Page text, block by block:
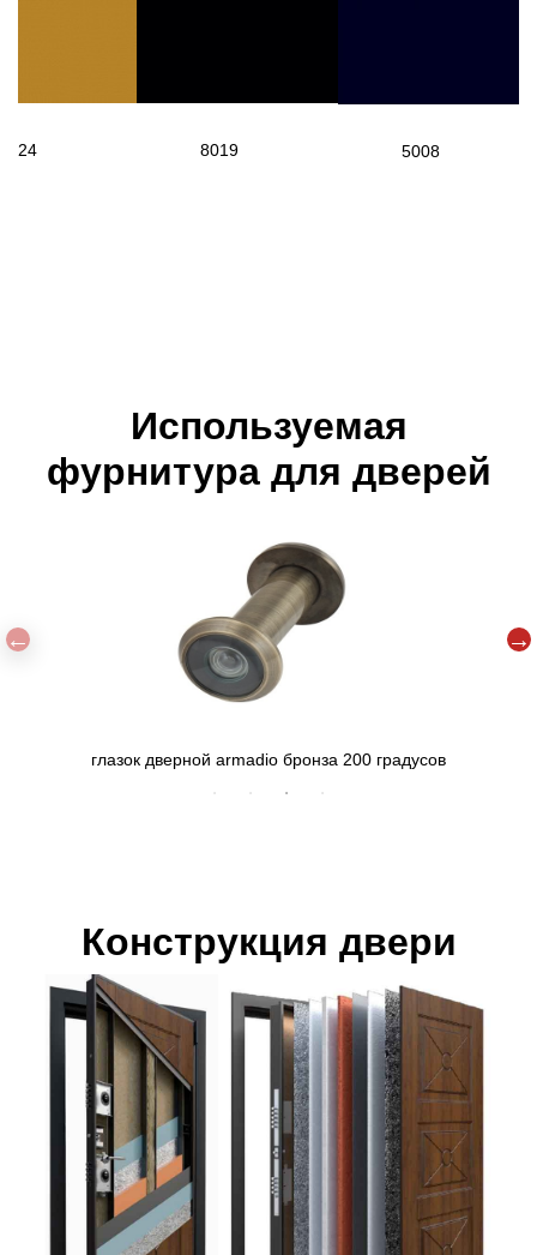
1024 8019 5008
Используемая
фурнитура для дверей
градусов Ручка Armadillo Columba
Конструкция двери